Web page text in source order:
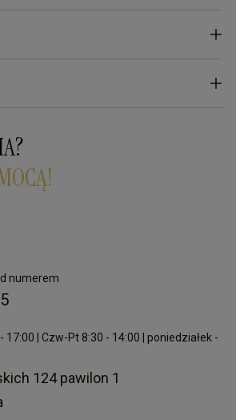
numerem
17:00 | Czw-Pt 8:30 - 14:00 | poniedziałek -
124 pawilon 1